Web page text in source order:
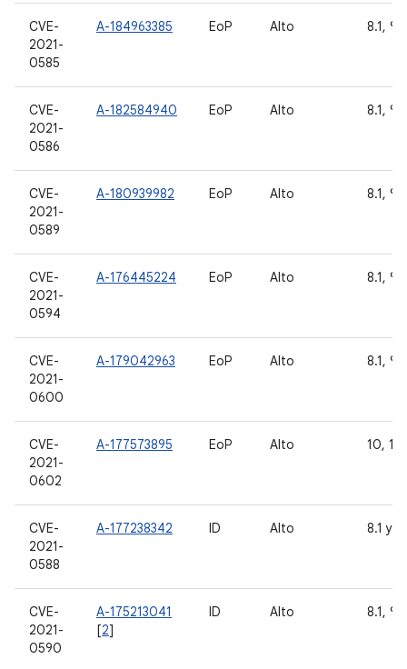
CVE-
2021-
0585
A-184963385 EoP Alto 8.1, 9,
CVE-
2021-
0586
A-182584940 EoP Alto 8.1, 9,
CVE-
2021-
0589
A-180939982 EoP Alto 8.1, 9,
CVE-
2021-
0594
A-176445224 EoP Alto 8.1, 9,
CVE-
2021-
0600
A-179042963 EoP Alto 8.1, 9,
CVE-
2021-
0602
A-177573895 EoP Alto 10, 11
CVE-
2021-
0588
A-177238342 ID Alto 8.1 y 9
CVE-
2021-
0590
A-175213041
[2]
ID Alto 8.1, 9,